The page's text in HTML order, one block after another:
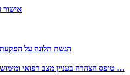
אישור
הגשת תלונה על הפקעת
טופס הצהרה בעניין מצב רפואי ומימוש הנחיות משרד הבריאות בעניין …